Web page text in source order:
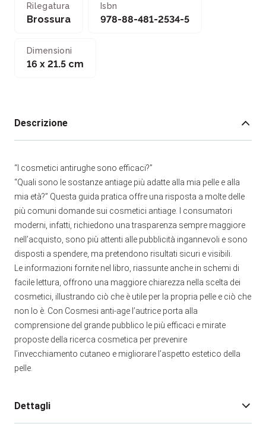
Rilegatura
Brossura
Isbn
978-88-481-2534-5
Dimensioni
16 x 21.5 cm
Descrizione
“I cosmetici antirughe sono efficaci?”
“Quali sono le sostanze antiage più adatte alla mia pelle e alla
mia età?” Questa guida pratica offre una risposta a molte delle
più comuni domande sui cosmetici antiage. I consumatori
moderni, infatti, richiedono una trasparenza sempre maggiore
nell’acquisto, sono più attenti alle pubblicità ingannevoli e sono
disposti a spendere, ma pretendono risultati sicuri e visibili.
Le informazioni fornite nel libro, riassunte anche in schemi di
facile lettura, offrono una maggiore chiarezza nella scelta dei
cosmetici, illustrando ciò che è utile per la propria pelle e ciò che
non lo è. Con Cosmesi anti-age l’autrice porta alla
comprensione del grande pubblico le più efficaci e mirate
proposte della ricerca cosmetica per prevenire
l’invecchiamento cutaneo e migliorare l’aspetto estetico della
pelle.
Dettagli